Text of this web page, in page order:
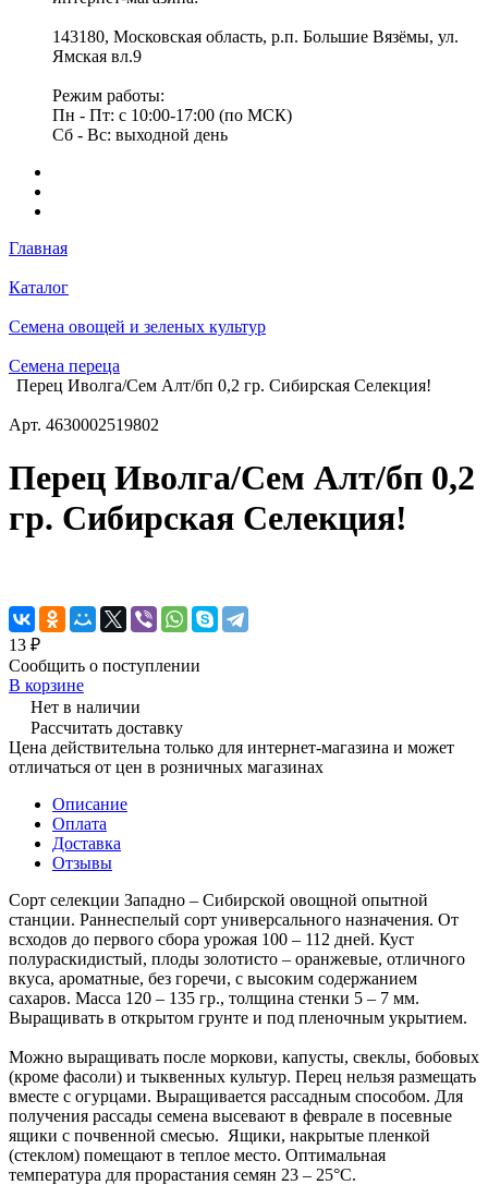
143180, Московская область, р.п. Большие Вязёмы, ул.
Ямская вл.9
Режим работы:
Пн - Пт: с 10:00-17:00 (по МСК)
Сб - Вс: выходной день
Главная
Каталог
Семена овощей и зеленых культур
Семена переца
Перец Иволга/Сем Алт/бп 0,2 гр. Сибирская Селекция!
Арт. 4630002519802
Перец Иволга/Сем Алт/бп 0,2
гр. Сибирская Селекция!
13 ₽
Сообщить о поступлении
В корзине
Нет в наличии
Рассчитать доставку
Цена действительна только для интернет-магазина и может
отличаться от цен в розничных магазинах
Описание
Оплата
Доставка
Отзывы
Сорт селекции Западно – Сибирской овощной опытной
станции. Раннеспелый сорт универсального назначения. От
всходов до первого сбора урожая 100 – 112 дней. Куст
полураскидистый, плоды золотисто – оранжевые, отличного
вкуса, ароматные, без горечи, с высоким содержанием
сахаров. Масса 120 – 135 гр., толщина стенки 5 – 7 мм.
Выращивать в открытом грунте и под пленочным укрытием.
Можно выращивать после моркови, капусты, свеклы, бобовых
(кроме фасоли) и тыквенных культур. Перец нельзя размещать
вместе с огурцами. Выращивается рассадным способом. Для
получения рассады семена высевают в феврале в посевные
ящики с почвенной смесью. Ящики, накрытые пленкой
(стеклом) помещают в теплое место. Оптимальная
температура для прорастания семян 23 – 25°С.